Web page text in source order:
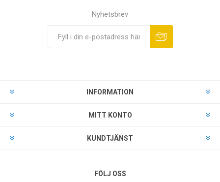
Nyhetsbrev
INFORMATION
MITT KONTO
KUNDTJÄNST
FÖLJ OSS